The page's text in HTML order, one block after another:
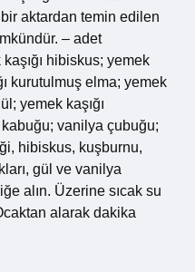
bir aktardan temin edilen
– adet
hibiskus; yemek
kurutulmuş elma; yemek
yemek kaşığı
vanilya çubuğu;
hibiskus, kuşburnu,
gül ve vanilya
alın. Üzerine sıcak su
alarak dakika